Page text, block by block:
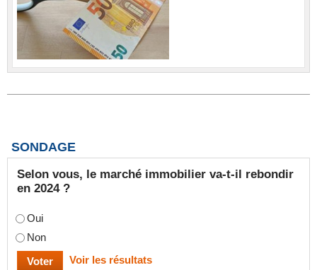
SONDAGE
Selon vous, le marché immobilier va-t-il rebondir
en 2024 ?
Oui
Non
Voir les résultats